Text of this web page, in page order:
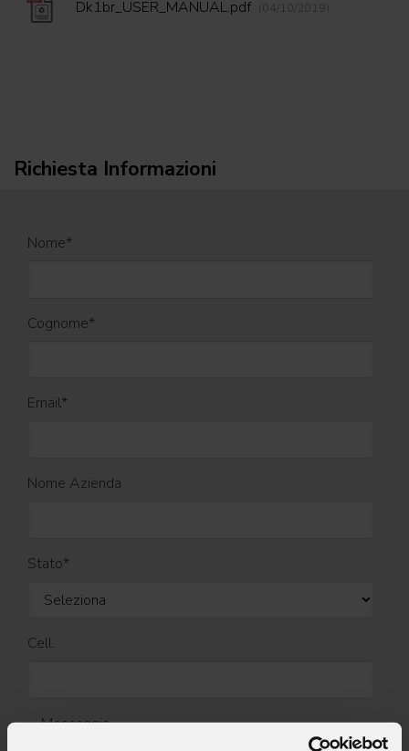
Dk1br_USER_MANUAL.pdf (04/10/2019)
Richiesta Informazioni
Nome*
Cognome*
Email*
Nome Azienda
Stato*
Cell.
Messaggio